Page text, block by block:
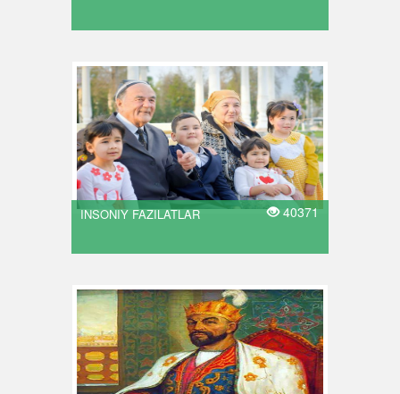
INSONIY FAZILATLAR 40371